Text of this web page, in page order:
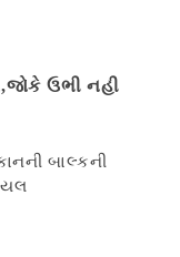
ઉભી નહી